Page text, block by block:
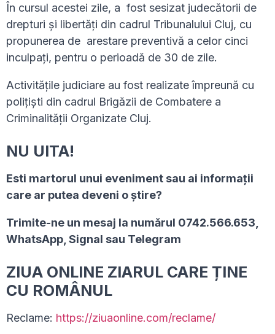
În cursul acestei zile, a fost sesizat judecătorii de
drepturi și libertăți din cadrul Tribunalului Cluj, cu
propunerea de arestare preventivă a celor cinci
inculpați, pentru o perioadă de 30 de zile.
Activitățile judiciare au fost realizate împreună cu
polițiști din cadrul Brigăzii de Combatere a
Criminalității Organizate Cluj.
NU UITA!
Esti martorul unui eveniment sau ai informaţii
care ar putea deveni o ştire?
Trimite-ne un mesaj la numărul 0742.566.653,
WhatsApp, Signal sau Telegram
ZIUA ONLINE ZIARUL CARE ȚINE
CU ROMÂNUL
Reclame: https://ziuaonline.com/reclame/